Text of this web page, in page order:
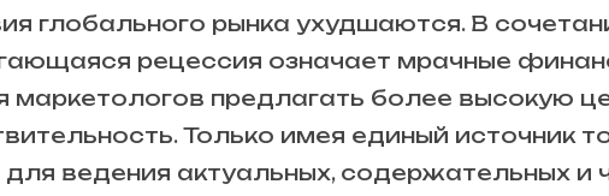
глобального рынка ухудшаются. В
рецессия означает мрачные
маркетологов предлагать более высокую
Только имея единый источник
ведения актуальных, содержательных и